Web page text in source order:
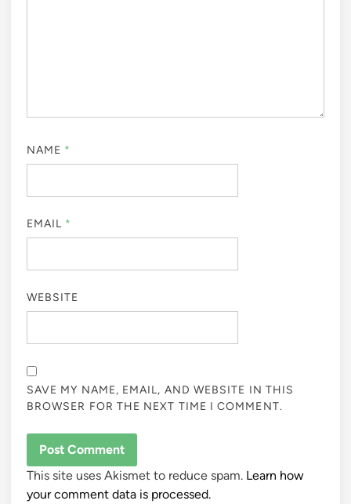
NAME *
EMAIL *
WEBSITE
SAVE MY NAME, EMAIL, AND WEBSITE IN THIS
BROWSER FOR THE NEXT TIME I COMMENT.
This site uses Akismet to reduce spam. Learn how
your comment data is processed.